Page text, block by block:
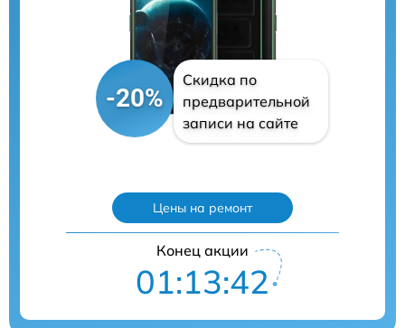
-20%
Скидка по
предварительной
записи на сайте
Цены на ремонт
Конец акции
01:13:41